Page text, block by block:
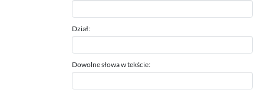
Dział:
Dowolne słowa w tekście: